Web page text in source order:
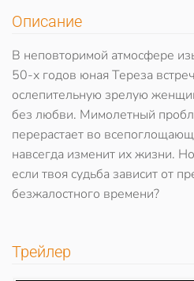
Описание
В неповторимой атмосфере
50-х годов юная Тереза
ослепительную зрелую
без любви. Мимолетный
перерастает во
навсегда изменит их жизни.
если твоя судьба зависит от
безжалостного времени?
Трейлер